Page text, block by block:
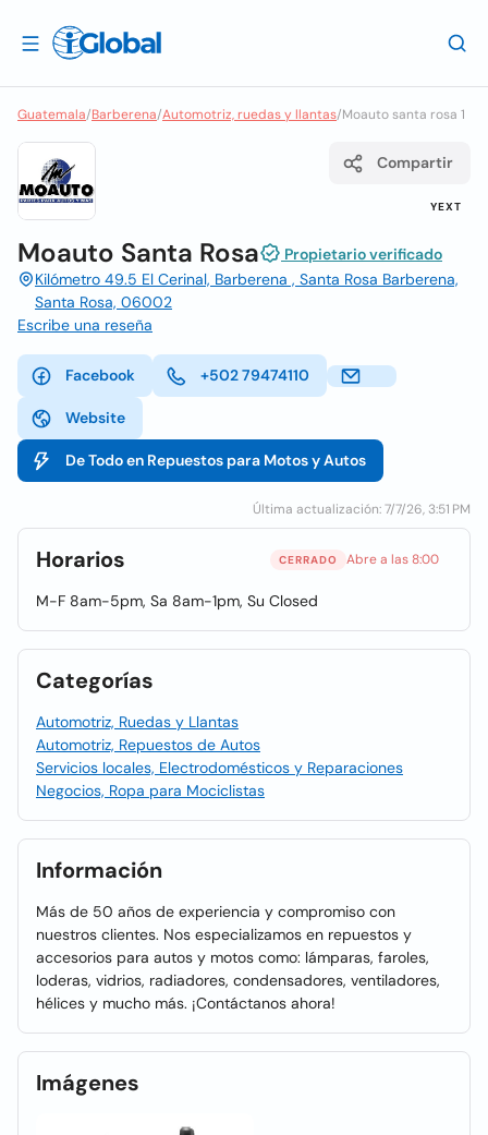
Guatemala/Barberena/Automotriz, ruedas y llantas/Moauto santa rosa 1
YEXT
Compartir
Moauto Santa Rosa
Propietario verificado
Kilómetro 49.5 El Cerinal, Barberena , Santa Rosa Barberena,
Santa Rosa, 06002
Escribe una reseña
Facebook +502 79474110
Website
De Todo en Repuestos para Motos y Autos
Última actualización: 7/7/26, 3:51 PM
Horarios CERRADO Abre a las 8:00
M-F 8am-5pm, Sa 8am-1pm, Su Closed
Categorías
Automotriz, Ruedas y Llantas
Automotriz, Repuestos de Autos
Servicios locales, Electrodomésticos y Reparaciones
Negocios, Ropa para Mociclistas
Información
Más de 50 años de experiencia y compromiso con
nuestros clientes. Nos especializamos en repuestos y
accesorios para autos y motos como: lámparas, faroles,
loderas, vidrios, radiadores, condensadores, ventiladores,
hélices y mucho más. ¡Contáctanos ahora!
Imágenes